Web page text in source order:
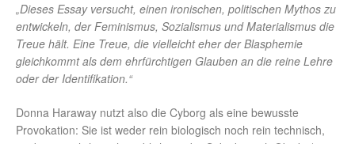
„Dieses Essay versucht, einen ironischen, politischen Mythos zu
entwickeln, der Feminismus, Sozialismus und Materialismus die
Treue hält. Eine Treue, die vielleicht eher der Blasphemie
gleichkommt als dem ehrfürchtigen Glauben an die reine Lehre
oder der Identifikation.“
Donna Haraway nutzt also die Cyborg als eine bewusste
Provokation: Sie ist weder rein biologisch noch rein technisch,